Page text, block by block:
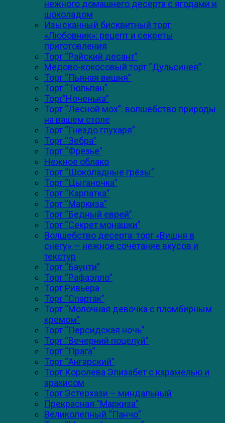
нежного домашнего десерта с ягодами и
шоколадом
Изысканный бисквитный торт
«Любовник»: рецепт и секреты
приготовления
Торт “Райский десант”
Медово-кокосовый торт “Дульсинея”
Торт “Пьяная вишня”
Торт “Тюльпан”
Торт”Ноченька”
Торт “Лесной мох”: волшебство природы
на вашем столе
Торт “Гнездо глухаря”
Торт “Зебра”
Торт “Фрезье”
Нежное облако
Торт “Шоколадные грёзы”
Торт “Цыганочка”
Торт “Карпатка”
Торт “Маркиза”
Торт “Бедный еврей”
Торт “Секрет монашки”
Волшебство десерта: торт «Вишня в
снегу» — нежное сочетание вкусов и
текстур
Торт “Баунти”
Торт “Рафаэлло”
Торт Ривьера
Торт “Спартак”
Торт “Молочная девочка с пломбирным
кремом”
Торт “Персидская ночь”
Торт “Вечерний поцелуй”
Торт “Прага”
Торт “Ангарский”
Торт Королева Элизабет с карамелью и
арахисом
Торт Эстерхази – миндальный
Прекрасная “Маркиза”
Великолепный “Панчо”